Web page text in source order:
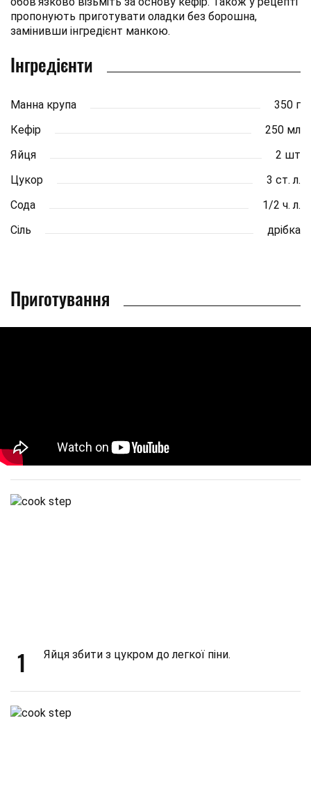
пропонують приготувати оладки без борошна,
замінивши інгредієнт манкою.
Інгредієнти
Манна крупа
350 г
Кефір
250 мл
Яйця
2 шт
Цукор
3 ст. л.
Сода
1/2 ч. л.
Сіль
дрібка
Приготування
1 Яйця збити з цукром до легкої піни.